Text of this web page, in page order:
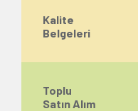
Kalite
Belgeleri
Toplu
Satın Alım